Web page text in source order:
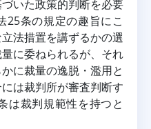
いた政策的判断を必要
25条の規定の趣旨にこ
法措置を講ずるかの選
に委ねられるが、それ
に裁量の逸脱・濫用と
は裁判所が審査判断す
は裁判規範性を持つと